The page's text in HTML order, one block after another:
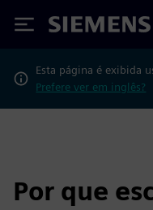
Siemens
Esta página é exibida
Prefere ver em inglês?
Por que